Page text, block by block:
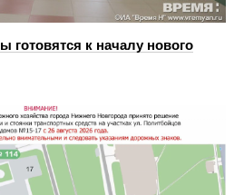
готовятся к началу нового